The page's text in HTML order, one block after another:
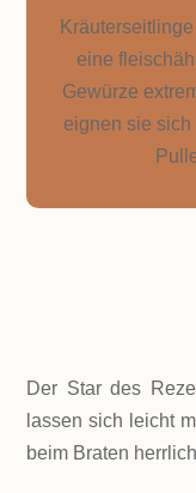
eine
Gewürze
eignen sie sich
Der Star des
lassen sich leicht
beim Braten